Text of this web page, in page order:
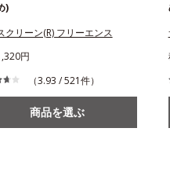
)
クリーン(R) フリーエンス
円
（3.93 / 521件）
商品を選ぶ